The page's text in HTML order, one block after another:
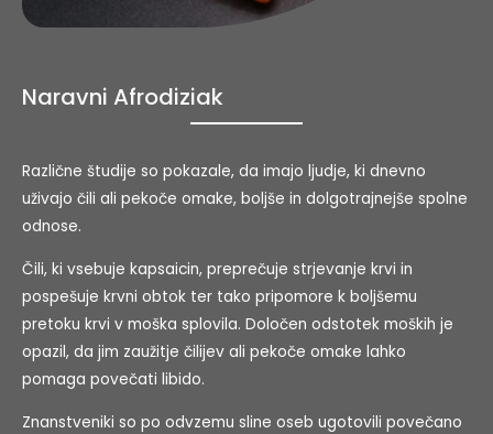
Naravni Afrodiziak
Različne študije so pokazale, da imajo ljudje, ki dnevno
uživajo čili ali pekoče omake, boljše in dolgotrajnejše spolne
odnose.
Čili, ki vsebuje kapsaicin, preprečuje strjevanje krvi in
pospešuje krvni obtok ter tako pripomore k boljšemu
pretoku krvi v moška splovila. Določen odstotek moških je
opazil, da jim zaužitje čilijev ali pekoče omake lahko
pomaga povečati libido.
Znanstveniki so po odvzemu sline oseb ugotovili povečano